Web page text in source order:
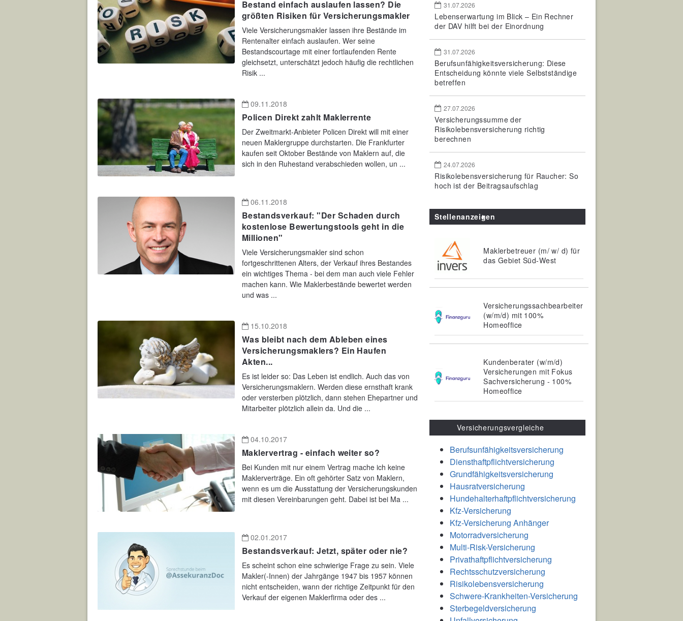
Bestand einfach auslaufen lassen? Die
größten Risiken für Versicherungsmakler
Viele Versicherungsmakler lassen ihre Bestände im
Rentenalter einfach auslaufen. Wer seine
Bestandscourtage mit einer fortlaufenden Rente
gleichsetzt, unterschätzt jedoch häufig die rechtlichen
Risik ...
09.11.2018
Policen Direkt zahlt Maklerrente
Der Zweitmarkt-Anbieter Policen Direkt will mit einer
neuen Maklergruppe durchstarten. Die Frankfurter
kaufen seit Oktober Bestände von Maklern auf, die
sich in den Ruhestand verabschieden wollen, un ...
06.11.2018
Bestandsverkauf: "Der Schaden durch
kostenlose Bewertungstools geht in die
Millionen"
Viele Versicherungsmakler sind schon
fortgeschrittenen Alters, der Verkauf ihres Bestandes
ein wichtiges Thema - bei dem man auch viele Fehler
machen kann. Wie Maklerbestände bewertet werden
und was ...
15.10.2018
Was bleibt nach dem Ableben eines
Versicherungsmaklers? Ein Haufen
Akten...
Es ist leider so: Das Leben ist endlich. Auch das von
Versicherungsmaklern. Werden diese ernsthaft krank
oder versterben plötzlich, dann stehen Ehepartner und
Mitarbeiter plötzlich allein da. Und die ...
04.10.2017
Maklervertrag - einfach weiter so?
Bei Kunden mit nur einem Vertrag mache ich keine
Maklerverträge. Ein oft gehörter Satz von Maklern,
wenn es um die Ausstattung der Versicherungskunden
mit diesen Vereinbarungen geht. Dabei ist bei Ma ...
02.01.2017
Bestandsverkauf: Jetzt, später oder nie?
Es scheint schon eine schwierige Frage zu sein. Viele
Makler(-Innen) der Jahrgänge 1947 bis 1957 können
nicht entscheiden, wann der richtige Zeitpunkt für den
Verkauf der eigenen Maklerfirma oder des ...
31.07.2026
Lebenserwartung im Blick – Ein Rechner
der DAV hilft bei der Einordnung
31.07.2026
Berufsunfähigkeitsversicherung: Diese
Entscheidung könnte viele Selbstständige
betreffen
27.07.2026
Versicherungssumme der
Risikolebensversicherung richtig
berechnen
24.07.2026
Risikolebensversicherung für Raucher: So
hoch ist der Beitragsaufschlag
Stellenanzeigen
Maklerbetreuer (m/ w/ d) für
das Gebiet Süd-West
Versicherungssachbearbeiter
(w/m/d) mit 100%
Homeoffice
Kundenberater (w/m/d)
Versicherungen mit Fokus
Sachversicherung - 100%
Homeoffice
Versicherungsvergleiche
Berufsunfähigkeitsversicherung
Diensthaftpflichtversicherung
Grundfähigkeitsversicherung
Hausratversicherung
Hundehalterhaftpflichtversicherung
Kfz-Versicherung
Kfz-Versicherung Anhänger
Motorradversicherung
Multi-Risk-Versicherung
Privathaftpflichtversicherung
Rechtsschutzversicherung
Risikolebensversicherung
Schwere-Krankheiten-Versicherung
Sterbegeldversicherung